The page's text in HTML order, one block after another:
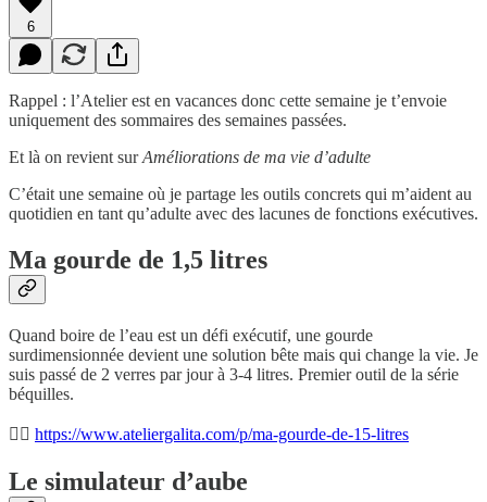
6
Rappel : l’Atelier est en vacances donc cette semaine je t’envoie
uniquement des sommaires des semaines passées.
Et là on revient surAméliorations de ma vie d’adulte
C’était une semaine où je partage les outils concrets qui m’aident au
quotidien en tant qu’adulte avec des lacunes de fonctions exécutives.
Ma gourde de 1,5 litres
Quand boire de l’eau est un défi exécutif, une gourde
surdimensionnée devient une solution bête mais qui change la vie. Je
suis passé de 2 verres par jour à 3-4 litres. Premier outil de la série
béquilles.
👉🏾 https://www.ateliergalita.com/p/ma-gourde-de-15-litres
Le simulateur d’aube